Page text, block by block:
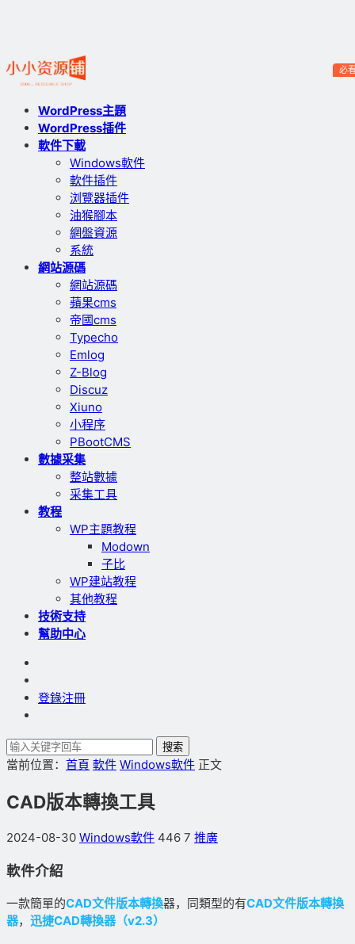
WordPress主題
WordPress插件
軟件下載
Windows軟件
軟件插件
浏覽器插件
油猴腳本
網盤資源
系統
網站源碼
網站源碼
蘋果cms
帝國cms
Typecho
Emlog
Z-Blog
Discuz
Xiuno
小程序
PBootCMS
數據采集
整站數據
采集工具
教程
WP主題教程
Modown
子比
WP建站教程
其他教程
技術支持
幫助中心
必
登錄注冊
搜索
當前位置： 首頁 軟件 Windows軟件 正文
CAD版本轉換工具
2024-08-30 Windows軟件 446 7 推廣
軟件介紹
一款簡單的CAD文件版本轉換器，同類型的有CAD文件版本轉換
器， 迅捷CAD轉換器（v2.3）